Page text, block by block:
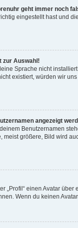
geht immer noch
eingestellt hast und
zur Auswahl!
Sprache nicht
existiert, würden wir
angezeigt
Benutzernamen
größere, Bild wird
„Profil“ einen Avatar
Wenn du keinen